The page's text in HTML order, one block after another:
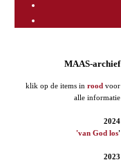
MAAS-archief
klik op de items in rood voor
alle informatie
2024
'van God los'
2023